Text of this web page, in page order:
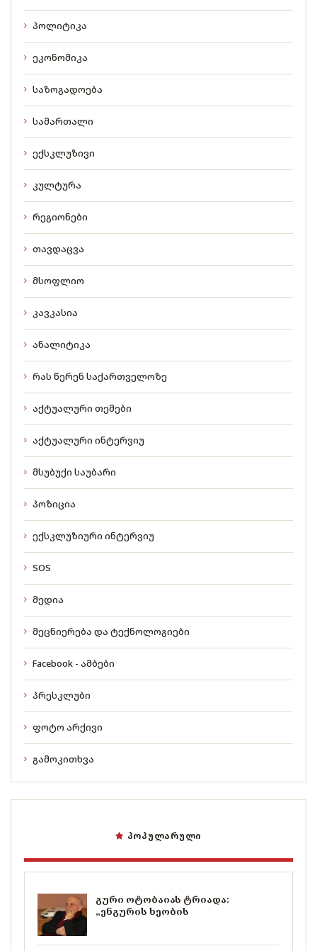
პოლიტიკა
ეკონომიკა
საზოგადოება
სამართალი
ექსკლუზივი
კულტურა
რეგიონები
თავდაცვა
მსოფლიო
კავკასია
ანალიტიკა
რას წერენ საქართველოზე
აქტუალური თემები
აქტუალური ინტერვიუ
მსუბუქი საუბარი
პოზიცია
ექსკლუზიური ინტერვიუ
SOS
მედია
მეცნიერება და ტექნოლოგიები
Facebook - ამბები
პრესკლუბი
ფოტო არქივი
გამოკითხვა
ᲞᲝᲞᲣᲚᲐᲠᲣᲚᲘ
გური ოტობაიას ტრიადა:
„ენგურის ხეობის